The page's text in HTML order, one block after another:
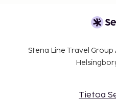
Stena Line Travel Group
Tietoa